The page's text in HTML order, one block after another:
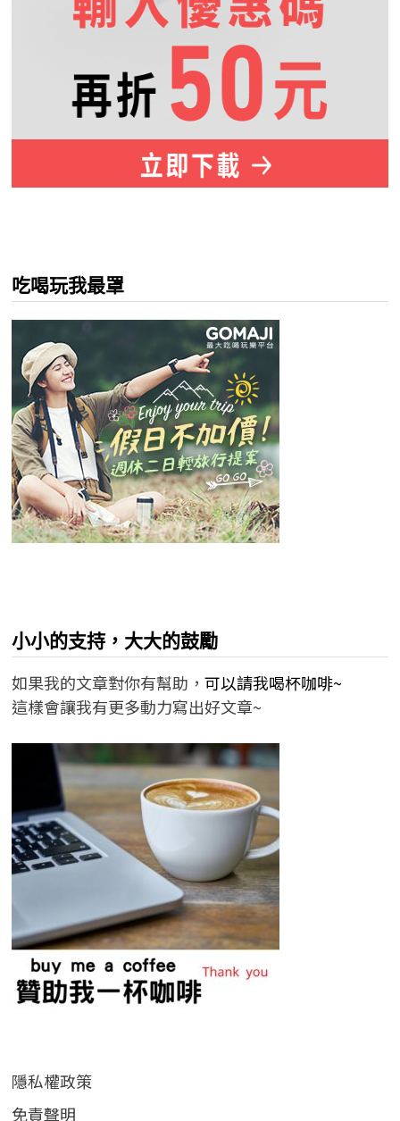
吃喝玩我最罩
小小的支持，大大的鼓勵
如果我的文章對你有幫助， 可以請我喝杯咖啡~
這樣會讓我有更多動力寫出好文章~
隱私權政策
免責聲明